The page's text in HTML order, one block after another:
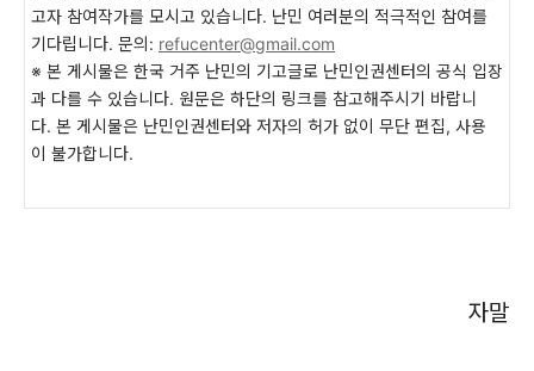
고자 참여작가를 모시고 있습니다. 난민 여러분의 적극적인 참여를
기다립니다. 문의: refucenter@gmail.com
※ 본 게시물은 한국 거주 난민의 기고글로 난민인권센터의 공식 입장
과 다를 수 있습니다. 원문은 하단의 링크를 참고해주시기 바랍니
다. 본 게시물은 난민인권센터와 저자의 허가 없이 무단 편집, 사용
이 불가합니다.
자말